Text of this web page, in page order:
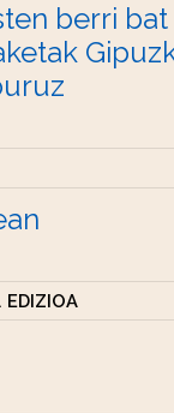
berri bat
EDIZIOA